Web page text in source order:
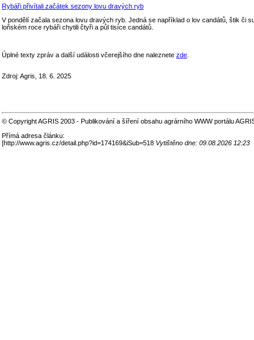
Rybáři přivítali začátek sezony lovu dravých ryb
V pondělí začala sezona lovu dravých ryb. Jedná se například o lov candátů, štik či
loňském roce rybáři chytili čtyři a půl tisíce candátů.
Úplné texty zpráv a další události včerejšího dne naleznete zde
Zdroj: Agris, 18. 6. 2025
© Copyright AGRIS 2003 - Publikování a šíření obsahu agrárního WWW portálu
Přímá adresa článku:
[http://www.agris.cz/detail.php?id=174169&iSub=518 Vytištěno dne: 09.08.2026 12:23